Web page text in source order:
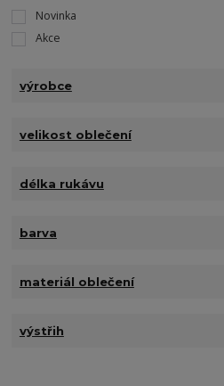
Novinka
Akce
výrobce
velikost oblečení
délka rukávu
barva
materiál oblečení
výstřih